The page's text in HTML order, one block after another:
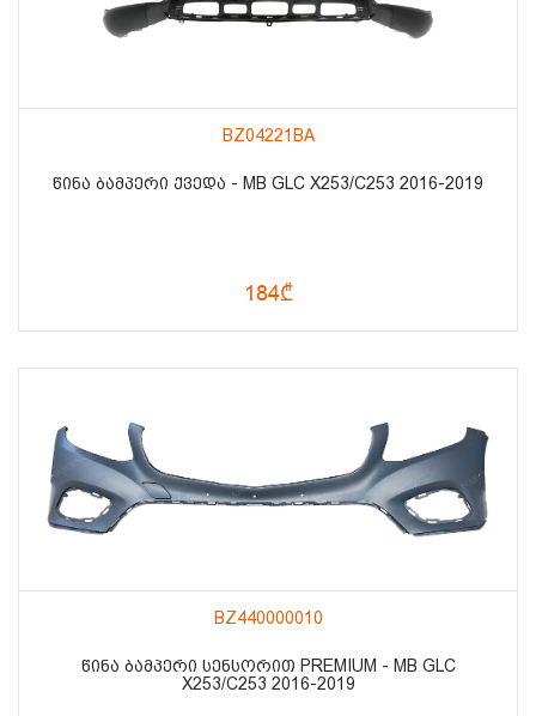
BZ04221BA
ᲬᲘᲜᲐ ᲑᲐᲛᲞᲔᲠᲘ ᲥᲕᲔᲓᲐ - MB GLC X253/C253 2016-2019
184₾
BZ440000010
ᲬᲘᲜᲐ ᲑᲐᲛᲞᲔᲠᲘ ᲡᲔᲜᲡᲝᲠᲘᲗ PREMIUM - MB GLC
X253/C253 2016-2019